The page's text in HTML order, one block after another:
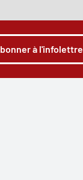
à l'infolettre